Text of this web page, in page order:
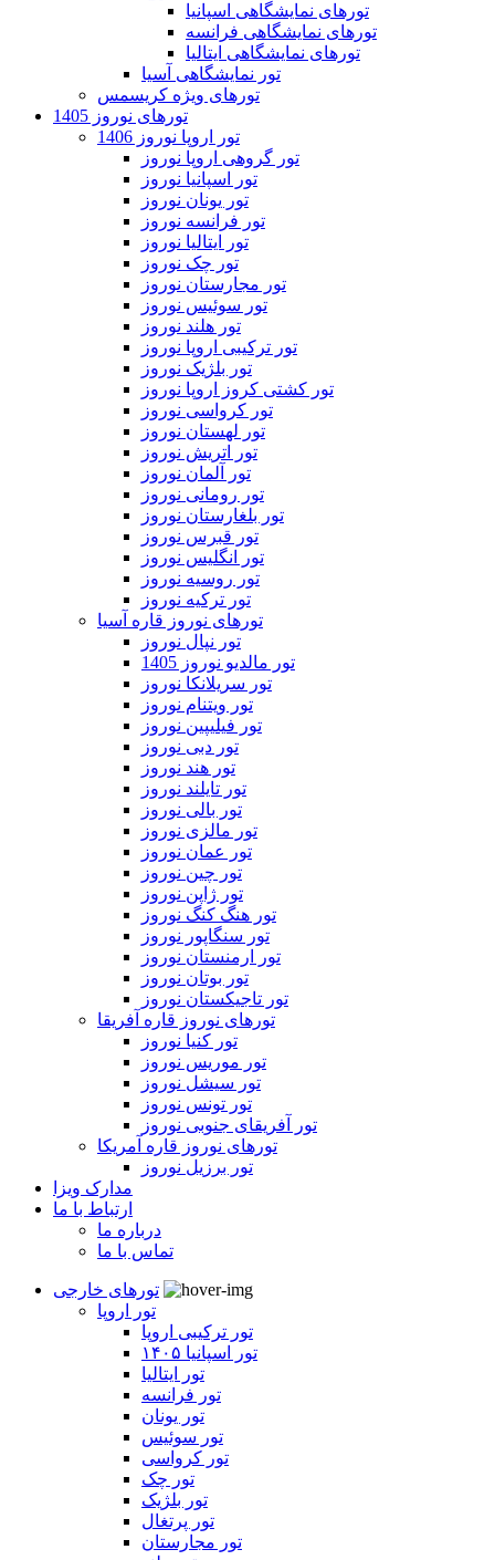
تورهای نمایشگاهی اسپانیا
تورهای نمایشگاهی فرانسه
تورهای نمایشگاهی ایتالیا
تور نمایشگاهی آسیا
تورهای ویژه کریسمس
تورهای نوروز 1405
تور اروپا نوروز 1406
تور گروهی اروپا نوروز
تور اسپانیا نوروز
تور یونان نوروز
تور فرانسه نوروز
تور ایتالیا نوروز
تور چک نوروز
تور مجارستان نوروز
تور سوئیس نوروز
تور هلند نوروز
تور ترکیبی اروپا نوروز
تور بلژیک نوروز
تور کشتی کروز اروپا نوروز
تور کرواسی نوروز
تور لهستان نوروز
تور اتریش نوروز
تور آلمان نوروز
تور رومانی نوروز
تور بلغارستان نوروز
تور قبرس نوروز
تور انگلیس نوروز
تور روسیه نوروز
تور ترکیه نوروز
تورهای نوروز قاره آسیا
تور نپال نوروز
تور مالدیو نوروز 1405
تور سریلانکا نوروز
تور ویتنام نوروز
تور فیلیپین نوروز
تور دبی نوروز
تور هند نوروز
تور تایلند نوروز
تور بالی نوروز
تور مالزی نوروز
تور عمان نوروز
تور چین نوروز
تور ژاپن نوروز
تور هنگ کنگ نوروز
تور سنگاپور نوروز
تور ارمنستان نوروز
تور بوتان نوروز
تور تاجیکستان نوروز
تورهای نوروز قاره آفریقا
تور کنیا نوروز
تور موریس نوروز
تور سیشل نوروز
تور تونس نوروز
تور آفریقای جنوبی نوروز
تورهای نوروز قاره آمریکا
تور برزیل نوروز
مدارک ویزا
ارتباط با ما
درباره ما
تماس با ما
تورهای خارجی
تور اروپا
تور ترکیبی اروپا
تور اسپانیا ۱۴۰۵
تور ایتالیا
تور فرانسه
تور یونان
تور سوئیس
تور کرواسی
تور چک
تور بلژیک
تور پرتغال
تور مجارستان